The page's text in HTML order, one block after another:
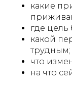
какие
где
какой
трудным;
что
на что